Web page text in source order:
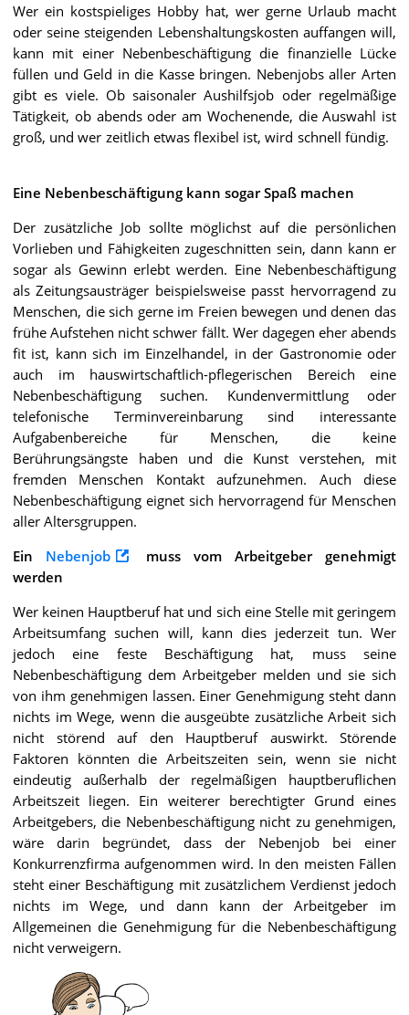
Wer ein kostspieliges Hobby hat, wer gerne Urlaub macht
oder seine steigenden Lebenshaltungskosten auffangen will,
kann mit einer Nebenbeschäftigung die finanzielle Lücke
füllen und Geld in die Kasse bringen. Nebenjobs aller Arten
gibt es viele. Ob saisonaler Aushilfsjob oder regelmäßige
Tätigkeit, ob abends oder am Wochenende, die Auswahl ist
groß, und wer zeitlich etwas flexibel ist, wird schnell fündig.
Eine Nebenbeschäftigung kann sogar Spaß machen
Der zusätzliche Job sollte möglichst auf die persönlichen
Vorlieben und Fähigkeiten zugeschnitten sein, dann kann er
sogar als Gewinn erlebt werden. Eine Nebenbeschäftigung
als Zeitungsausträger beispielsweise passt hervorragend zu
Menschen, die sich gerne im Freien bewegen und denen das
frühe Aufstehen nicht schwer fällt. Wer dagegen eher abends
fit ist, kann sich im Einzelhandel, in der Gastronomie oder
auch im hauswirtschaftlich-pflegerischen Bereich eine
Nebenbeschäftigung suchen. Kundenvermittlung oder
telefonische Terminvereinbarung sind interessante
Aufgabenbereiche für Menschen, die keine
Berührungsängste haben und die Kunst verstehen, mit
fremden Menschen Kontakt aufzunehmen. Auch diese
Nebenbeschäftigung eignet sich hervorragend für Menschen
aller Altersgruppen.
Ein Nebenjob
muss vom Arbeitgeber genehmigt
werden
Wer keinen Hauptberuf hat und sich eine Stelle mit geringem
Arbeitsumfang suchen will, kann dies jederzeit tun. Wer
jedoch eine feste Beschäftigung hat, muss seine
Nebenbeschäftigung dem Arbeitgeber melden und sie sich
von ihm genehmigen lassen. Einer Genehmigung steht dann
nichts im Wege, wenn die ausgeübte zusätzliche Arbeit sich
nicht störend auf den Hauptberuf auswirkt. Störende
Faktoren könnten die Arbeitszeiten sein, wenn sie nicht
eindeutig außerhalb der regelmäßigen hauptberuflichen
Arbeitszeit liegen. Ein weiterer berechtigter Grund eines
Arbeitgebers, die Nebenbeschäftigung nicht zu genehmigen,
wäre darin begründet, dass der Nebenjob bei einer
Konkurrenzfirma aufgenommen wird. In den meisten Fällen
steht einer Beschäftigung mit zusätzlichem Verdienst jedoch
nichts im Wege, und dann kann der Arbeitgeber im
Allgemeinen die Genehmigung für die Nebenbeschäftigung
nicht verweigern.